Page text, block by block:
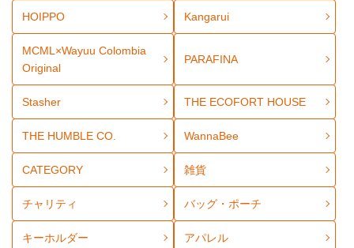
HOIPPO Kangarui
MCML×Wayuu Colombia
Original
PARAFINA
Stasher THE ECOFORT HOUSE
THE HUMBLE CO. WannaBee
CATEGORY 雑貨
チャリティ バッグ・ポーチ
キーホルダー アパレル